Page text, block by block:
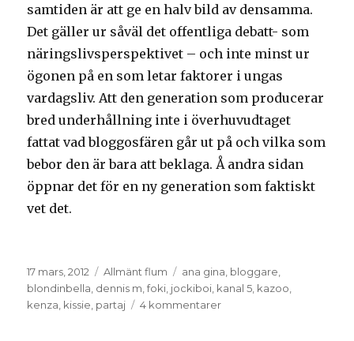
samtiden är att ge en halv bild av densamma.
Det gäller ur såväl det offentliga debatt- som
näringslivsperspektivet – och inte minst ur
ögonen på en som letar faktorer i ungas
vardagsliv. Att den generation som producerar
bred underhållning inte i överhuvudtaget
fattat vad bloggosfären går ut på och vilka som
bebor den är bara att beklaga. Å andra sidan
öppnar det för en ny generation som faktiskt
vet det.
Postat
17 mars, 2012 Kategorier
Allmänt flum Taggar
ana gina bloggare
blondinbella dennis m ,foki jockiboi kanal 5 kazoo
kenza kissie partaj 4 kommentarertill